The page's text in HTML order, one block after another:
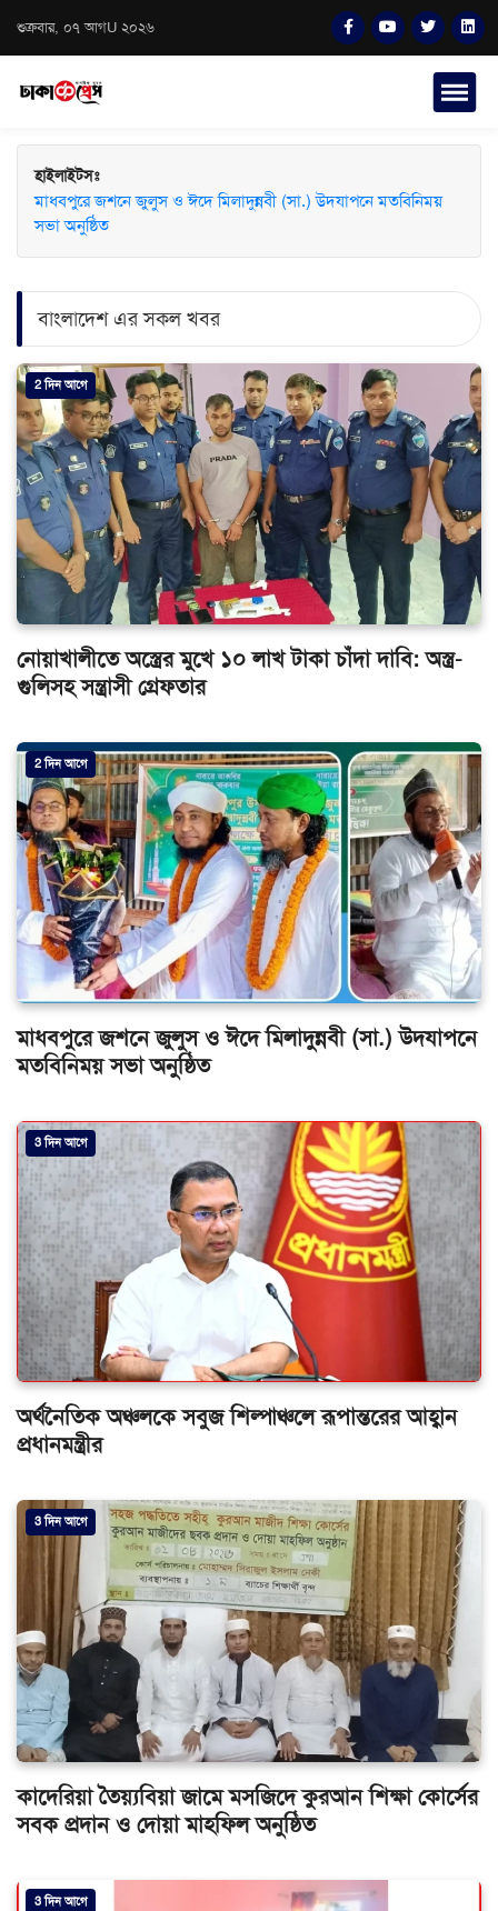
শুক্রবার, ০৭ আগU ২০২৬
হাইলাইটসঃ
মাধবপুরে জশনে জুলুস ও ঈদে মিলাদুন্নবী (সা.) উদযাপনে মতবিনিময়
সভা অনুষ্ঠিত
বাংলাদেশ এর সকল খবর
2 দিন আগে
নোয়াখালীতে অস্ত্রের মুখে ১০ লাখ টাকা চাঁদা দাবি: অস্ত্র-
গুলিসহ সন্ত্রাসী গ্রেফতার
2 দিন আগে
মাধবপুরে জশনে জুলুস ও ঈদে মিলাদুন্নবী (সা.) উদযাপনে
মতবিনিময় সভা অনুষ্ঠিত
3 দিন আগে
অর্থনৈতিক অঞ্চলকে সবুজ শিল্পাঞ্চলে রূপান্তরের আহ্বান
প্রধানমন্ত্রীর
3 দিন আগে
কাদেরিয়া তৈয়্যবিয়া জামে মসজিদে কুরআন শিক্ষা কোর্সের
সবক প্রদান ও দোয়া মাহফিল অনুষ্ঠিত
3 দিন আগে